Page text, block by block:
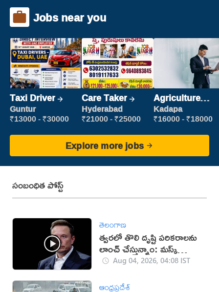
Jobs near you
Taxi Driver
Guntur
₹13000 - ₹30000
Care Taker
Hyderabad
₹21000 - ₹25000
Agriculture
Labour
Kadapa
₹16000 - ₹18000
Explore more jobs
సంబంధిత పోస్ట్
తెలంగాణ
త్వరలో తొలి దృష్టి పరికరాలను
లాంచ్ చేస్తున్నాం: మస్క్
(వీడియో)
Aug 04, 2026, 04:08 IST
ఆంధ్రప్రదేశ్